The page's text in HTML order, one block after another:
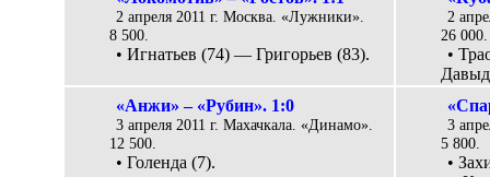
2 апреля 2011 г. Москва. «Лужники».
8 500.
• Игнатьев (74) — Григорьев (83).
2
26 000.
•
«Анжи» – «Рубин». 1:0
3 апреля 2011 г. Махачкала. «Динамо».
12 500.
• Голенда (7).
3
5 800.
•